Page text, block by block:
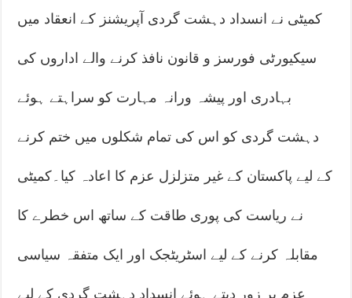
کمیٹی نے انسداد دہشت گردی آپریشنز کے انعقاد میں
سیکیورٹی فورسز و قانون نافذ کرنے والے اداروں کی
بہادری اور پیشہ ورانہ مہارت کو سراہتے ہوئے
دہشت گردی کو اس کی تمام شکلوں میں ختم کرنے
کے لیے پاکستان کے غیر متزلزل عزم کا اعادہ کیا۔کمیٹی
نے ریاست کی پوری طاقت کے ساتھ اس خطرے کا
مقابلہ کرنے کے لیے اسٹریٹجک اور ایک متفقہ سیاسی
عزم پر زور دیتے ہوئے انسداد دہشت گردی کے لیے